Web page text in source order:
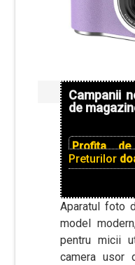
Campanii
de
Profita
Preturilor
Aparatul foto
model
pentru micii
camera usor